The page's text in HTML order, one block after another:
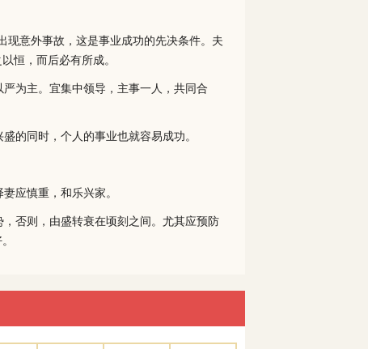
现意外事故，这是事业成功的先决条件。夫
恒，而后必有所成。
为主。宜集中领导，主事一人，共同合
的同时，个人的事业也就容易成功。
应慎重，和乐兴家。
否则，由盛转衰在顷刻之间。尤其应预防